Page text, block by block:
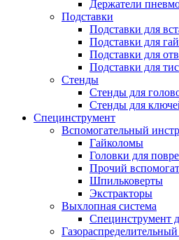
Держатели
Подставки
Подставки для
Подставки для
Подставки для
Подставки для
Стенды
Стенды для
Стенды для
Специнструмент
Вспомогательный
Гайколомы
Головки для
Прочий
Шпильковерты
Экстракторы
Выхлопная система
Специнструмент